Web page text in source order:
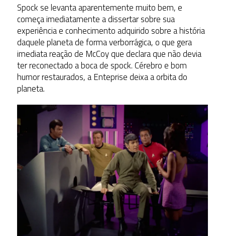
Spock se levanta aparentemente muito bem, e
começa imediatamente a dissertar sobre sua
experiência e conhecimento adquirido sobre a história
daquele planeta de forma verborrágica, o que gera
imediata reação de McCoy que declara que não devia
ter reconectado a boca de spock. Cérebro e bom
humor restaurados, a Enteprise deixa a orbita do
planeta.